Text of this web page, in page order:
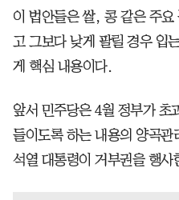
이 법안들은 쌀, 콩 같은 주요
고 그보다 낮게 팔릴 경우 입
게 핵심 내용이다.
앞서 민주당은 4월 정부가 초
들이도록 하는 내용의 양곡
석열 대통령이 거부권을 행사